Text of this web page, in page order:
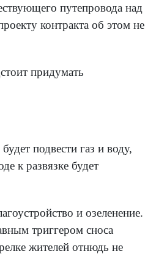
путепровода над
контракта об этом не
придумать
подвести газ и воду,
к развязке будет
и озеленение.
триггером сноса
жителей отнюдь не